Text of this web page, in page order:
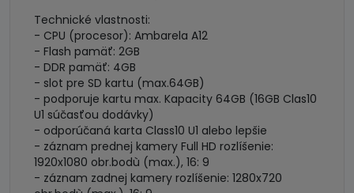
Technické vlastnosti:
- CPU (procesor): Ambarela A12
- Flash pamäť: 2GB
- DDR pamäť: 4GB
- slot pre SD kartu (max.64GB)
- podporuje kartu max. Kapacity 64GB (16GB Clas10
U1 súčasťou dodávky)
- odporúčaná karta Class10 U1 alebo lepšie
- záznam prednej kamery Full HD rozlíšenie:
1920x1080 obr.bodù (max.), 16: 9
- záznam zadnej kamery rozlíšenie: 1280x720